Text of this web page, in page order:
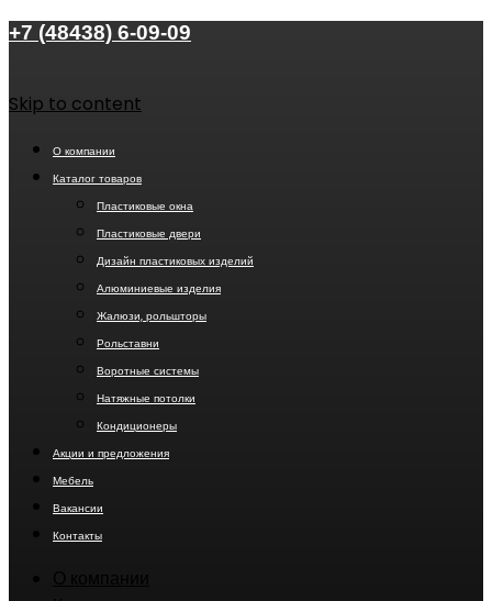
+7 (48438) 6-09-09
Skip to content
О компании
Каталог товаров
Пластиковые окна
Пластиковые двери
Дизайн пластиковых изделий
Алюминиевые изделия
Жалюзи, рольшторы
Рольставни
Воротные системы
Натяжные потолки
Кондиционеры
Акции и предложения
Мебель
Вакансии
Контакты